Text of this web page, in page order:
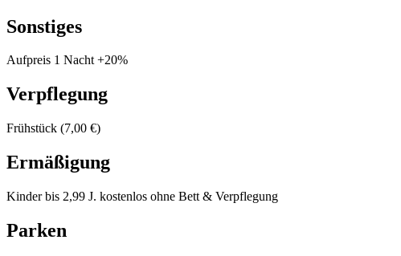
Sonstiges
Aufpreis 1 Nacht +20%
Verpflegung
Frühstück (7,00 €)
Ermäßigung
Kinder bis 2,99 J. kostenlos ohne Bett & Verpflegung
Parken